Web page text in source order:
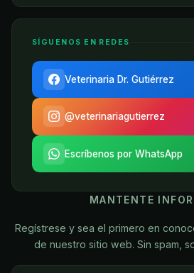
SÍGUENOS EN REDES
Veterinaria Dr. Gutiérrez
@veterinariagutierrez
Escríbenos por WhatsApp
MANTENTE
Regístrese y sea el primero en
de nuestro sitio web. Sin spam,